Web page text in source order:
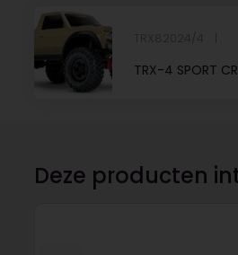
TRX82024/4
TRX-4 SPORT
Deze producten